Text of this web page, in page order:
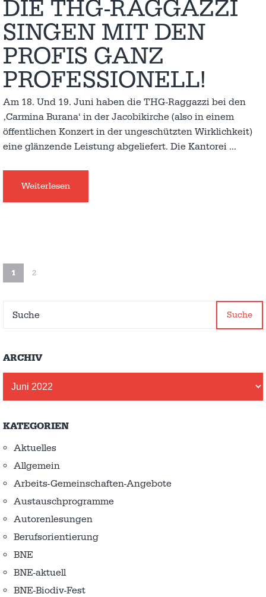
DIE THG-RAGGAZZI
SINGEN MIT DEN
PROFIS GANZ
PROFESSIONELL!
Am 18. Und 19. Juni haben die THG-Raggazzi bei den
‚Carmina Burana‘ in der Jacobikirche (also in einem
öffentlichen Konzert in der ungeschützten Wirklichkeit)
eine glänzende Leistung abgeliefert. Die Kantorei …
Weiterlesen
1 2
Suche
ARCHIV
KATEGORIEN
Aktuelles
Allgemein
Arbeits-Gemeinschaften-Angebote
Austausch­programme
Autorenlesungen
Berufsorientierung
BNE
BNE-aktuell
BNE-Biodiv-Fest